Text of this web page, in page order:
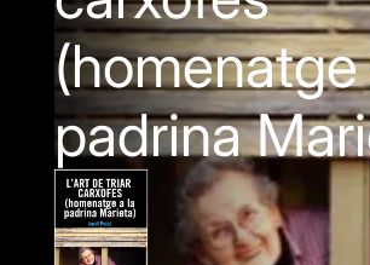
(homenatge
padrina